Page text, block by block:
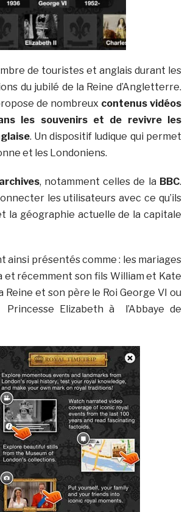
de touristes et anglais durant les
du jubilé de la Reine d’Angletterre.
de nombreux contenus vidéos
les souvenirs et de revivre les
. Un dispositif ludique qui permet
et les Londoniens.
, notamment celles de la BBC.
les utilisateurs avec ce qu’ils
la géographie actuelle de la capitale
ainsi présentés comme : les mariages
et récemment son fils William et Kate
et son père le Roi George VI ou
Elizabeth à l’Abbaye de